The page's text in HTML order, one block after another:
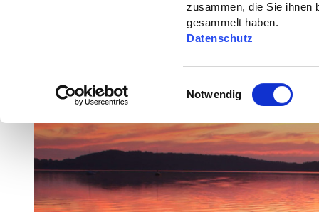
zusammen, die Sie ihnen
gesammelt haben.
Datenschutz
i
i
l
l
Notwendig